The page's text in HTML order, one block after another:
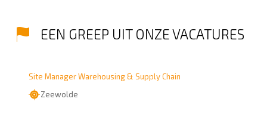
EEN GREEP UIT ONZE VACATURES
Site Manager Warehousing & Supply Chain
Zeewolde